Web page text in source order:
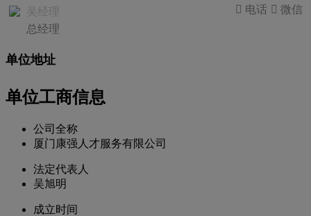
吴经理
总经理
 微信
 电话
单位地址
单位工商信息
公司全称
厦门康强人才服务有限公司
法定代表人
吴旭明
成立时间